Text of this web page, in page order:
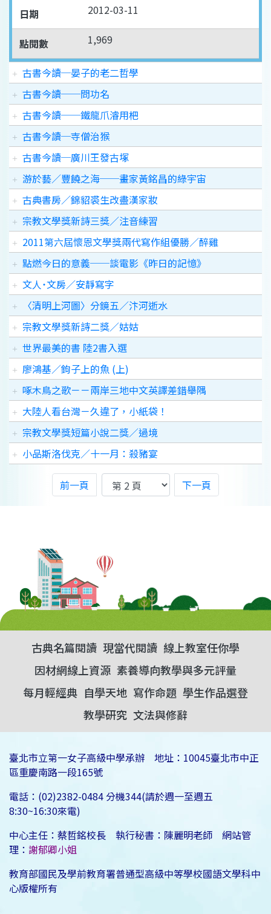
日期 2012-03-11
點閱數 1,969
古書今讀─晏子的老二哲學
古書今讀──問功名
古書今讀──鐵龍爪濬用杷
古書今讀─寺僧治猴
古書今讀─廣川王發古塚
游於藝／豐饒之海──畫家黃銘昌的綠宇宙
古典書房／錦貂裘生改盡漢家妝
宗教文學獎新詩三獎／注音練習
2011第六屆懷恩文學獎兩代寫作組優勝／醉雞
點燃今日的意義──談電影《昨日的記憶》
文人˙文房／安靜寫字
〈清明上河圖〉分鏡五／汴河逝水
宗教文學獎新詩二獎／姑姑
世界最美的書 陸2書入選
廖鴻基／鉤子上的魚 (上)
啄木鳥之歌－－兩岸三地中文英譯差錯舉隅
大陸人看台灣－久違了，小紙袋！
宗教文學獎短篇小說二獎／過境
小品斯洛伐克／十一月：殺豬宴
前一頁 下一頁
古典名篇閱讀 現當代閱讀 線上教室任你學
因材網線上資源 素養導向教學與多元評量
每月輕經典 自學天地 寫作命題 學生作品選登
教學研究 文法與修辭
臺北市立第一女子高級中學承辦 地址：10045臺北市中正
區重慶南路一段165號
電話：(02)2382-0484 分機344(請於週一至週五
8:30~16:30來電)
中心主任：蔡哲銘校長 執行秘書：陳麗明老師 網站管
理： 謝郁卿小姐
教育部國民及學前教育署普通型高級中等學校國語文學科中
心版權所有